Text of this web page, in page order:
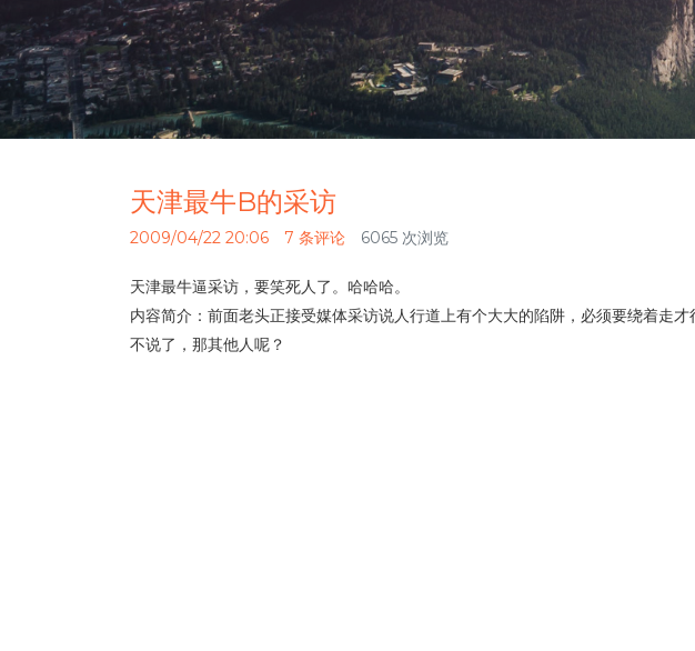
天津最牛B的采访
2009/04/22 20:06 7 条评论 6065 次浏览
天津最牛逼采访，要笑死人了。哈哈哈。
内容简介：前面老头正接受媒体采访说人行道上有个大大的陷阱，必须要绕着走
不说了，那其他人呢？